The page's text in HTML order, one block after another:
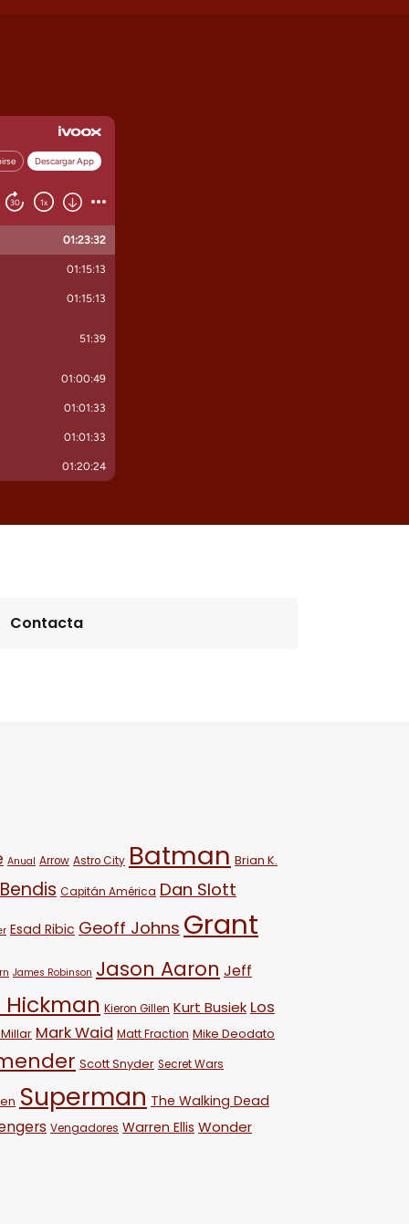
Contacta
Anual Arrow Astro City Batman Brian K.
Capitán América Dan Slott
Esad Ribic Geoff Johns Grant
James Robinson Jason Aaron Jeff
Kieron Gillen Kurt Busiek Los
Mark Waid Matt Fraction Mike Deodato
Scott Snyder Secret Wars
Superman The Walking Dead
Vengadores Warren Ellis Wonder